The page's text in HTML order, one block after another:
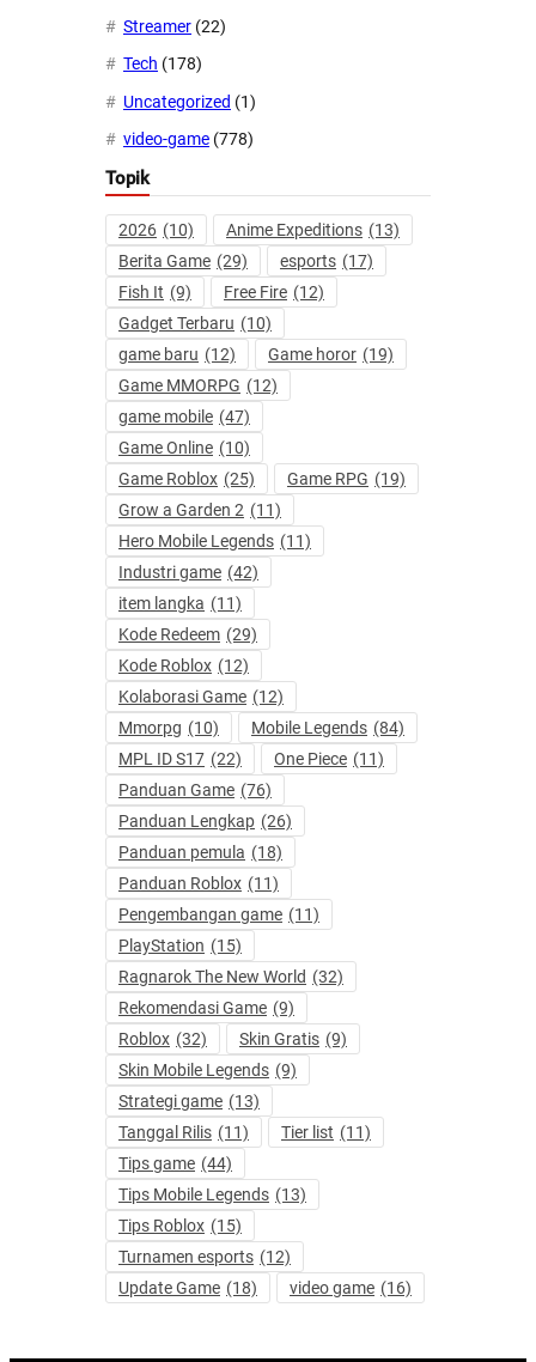
Streamer (22)
Tech (178)
Uncategorized (1)
video-game (778)
Topik
2026 (10) Anime Expeditions (13)
Berita Game (29) esports (17)
Fish It (9) Free Fire (12)
Gadget Terbaru (10)
game baru (12) Game horor (19)
Game MMORPG (12)
game mobile (47)
Game Online (10)
Game Roblox (25) Game RPG (19)
Grow a Garden 2 (11)
Hero Mobile Legends (11)
Industri game (42)
item langka (11)
Kode Redeem (29)
Kode Roblox (12)
Kolaborasi Game (12)
Mmorpg (10) Mobile Legends (84)
MPL ID S17 (22) One Piece (11)
Panduan Game (76)
Panduan Lengkap (26)
Panduan pemula (18)
Panduan Roblox (11)
Pengembangan game (11)
PlayStation (15)
Ragnarok The New World (32)
Rekomendasi Game (9)
Roblox (32) Skin Gratis (9)
Skin Mobile Legends (9)
Strategi game (13)
Tanggal Rilis (11) Tier list (11)
Tips game (44)
Tips Mobile Legends (13)
Tips Roblox (15)
Turnamen esports (12)
Update Game (18) video game (16)